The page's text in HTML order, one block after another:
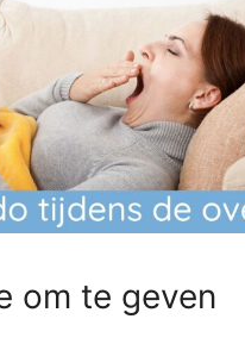
om te geven